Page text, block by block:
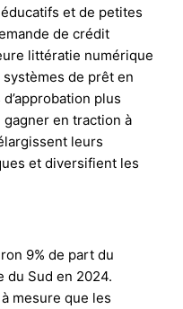
et de petites
de crédit
littératie numérique
de prêt en
plus
en traction à
leurs
et diversifient les
9% de part du
du Sud en 2024.
mesure que les